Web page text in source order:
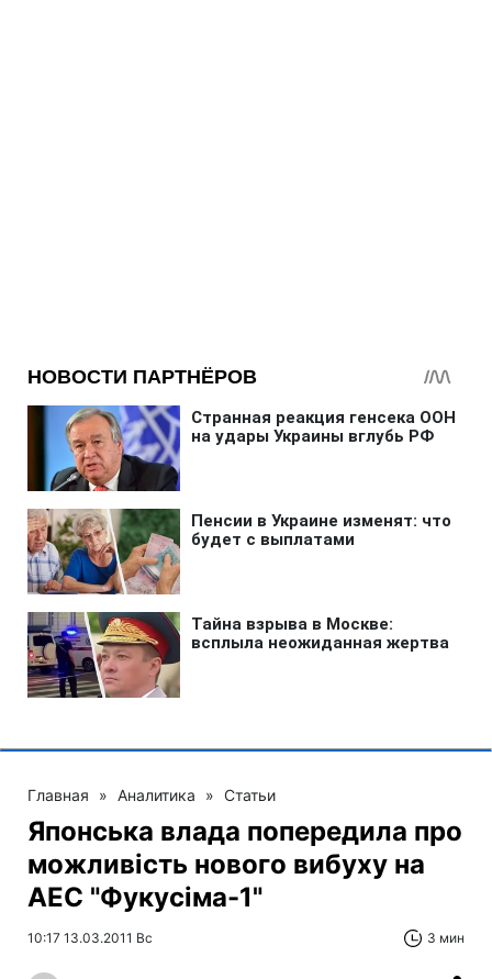
Главная » Аналитика » Статьи
Японська влада попередила про
можливість нового вибуху на
АЕС "Фукусіма-1"
10:17 13.03.2011 Вс 3 мин